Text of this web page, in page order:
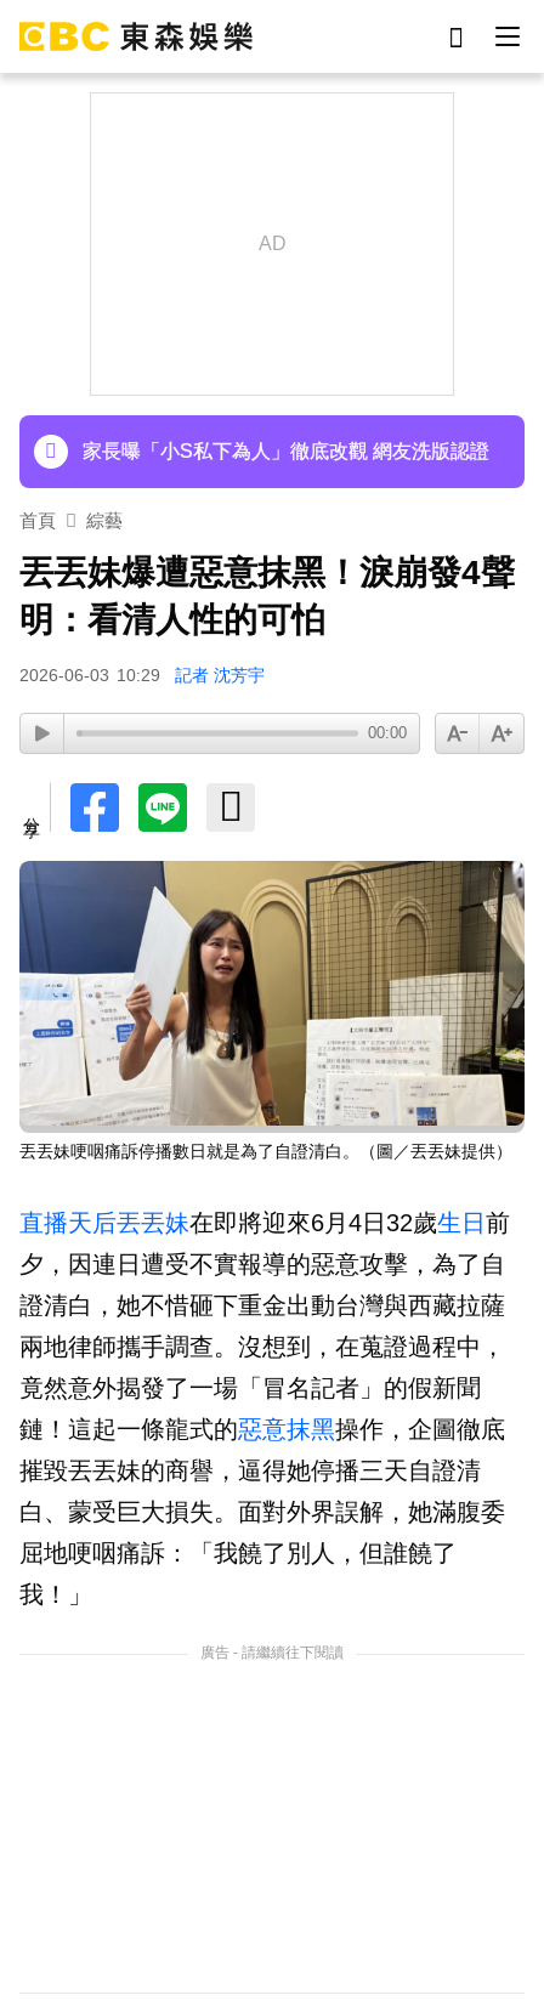
太誠實
家長曝「小S私下為人」徹底改觀 網友洗版認證
下載東森App，隨時掌握天下大小事！
寬魚營收衰退 「點名王心凌、楊丞琳」網笑翻：
太誠實
首頁 綜藝
丟丟妹爆遭惡意抹黑！淚崩發4聲
明：看清人性的可怕
2026-06-03 10:29 記者 沈芳宇
00:00
丟丟妹哽咽痛訴停播數日就是為了自證清白。（圖／丟丟妹提供）
直播天后丟丟妹在即將迎來6月4日32歲生日 前
夕，因連日遭受不實報導的惡意攻擊，為了自
證清白，她不惜砸下重金出動台灣與西藏拉薩
兩地律師攜手調查。沒想到，在蒐證過程中，
竟然意外揭發了一場「冒名記者」的假新聞
鏈！這起一條龍式的惡意抹黑操作，企圖徹底
摧毀丟丟妹的商譽，逼得她停播三天自證清
白、蒙受巨大損失。面對外界誤解，她滿腹委
屈地哽咽痛訴：「我饒了別人，但誰饒了
我！」
廣告 - 請繼續往下閱讀